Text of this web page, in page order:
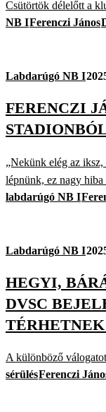
Csütörtök délelőtt a
NB IFerenczi János
Labdarúgó NB I
FERENCZI
„Nekünk elég az iksz,
lépnünk, ez nagy
labdarúgó NB I
Labdarúgó NB I
HEGYI,
DVSC
A különböző
sérülésFerenczi